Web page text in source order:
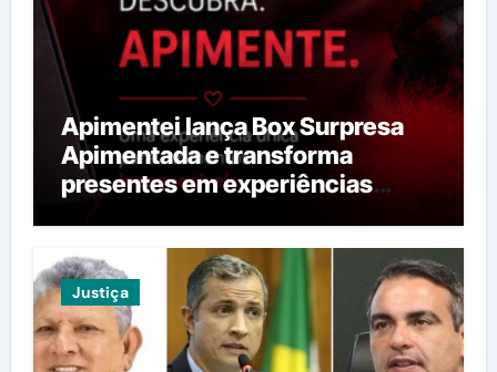
Apimentei lança Box Surpresa
Apimentada e transforma
presentes em experiências
Justiça